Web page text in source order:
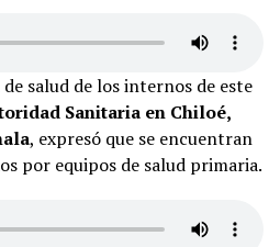
salud de los internos de este
Sanitaria en Chiloé,
, expresó que se encuentran
por equipos de salud primaria.